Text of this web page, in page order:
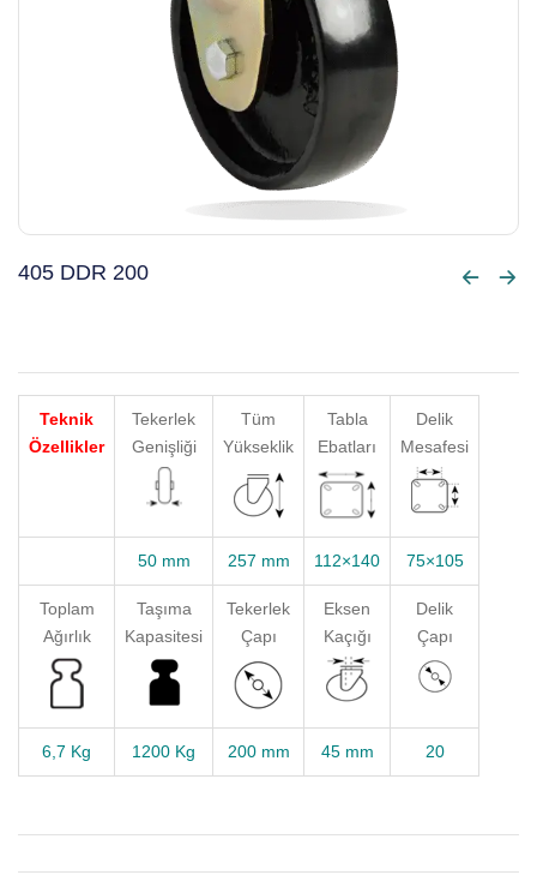
405 DDR 200
Teknik
Özellikler
Tekerlek
Genişliği
Tüm
Yükseklik
Tabla
Ebatları
Delik
Mesafesi
50 mm 257 mm 112×140 75×105
Toplam
Ağırlık
Taşıma
Kapasitesi
Tekerlek
Çapı
Eksen
Kaçığı
Delik
Çapı
6,7 Kg 1200 Kg 200 mm 45 mm 20